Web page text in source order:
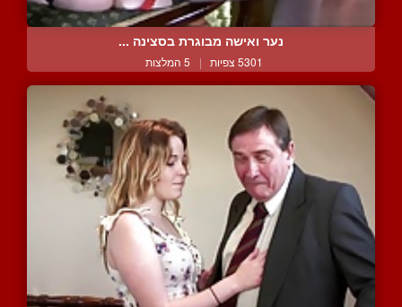
נער ואישה מבוגרת בסצינה ...
5301 צפיות | 5 המלצות